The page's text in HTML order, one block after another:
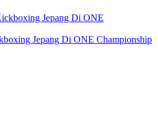
Jepang Di ONE Championship